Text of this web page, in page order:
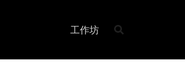
工作坊